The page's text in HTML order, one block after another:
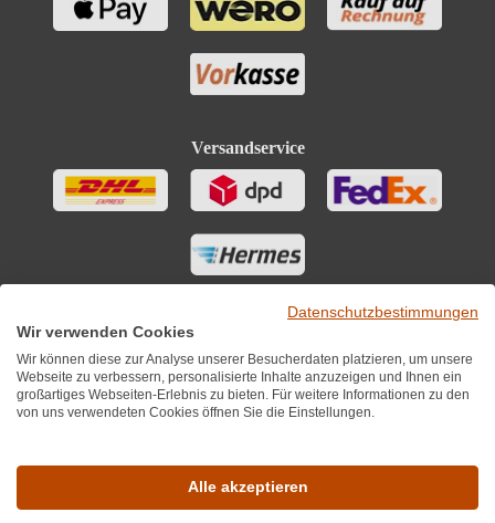
Versandservice
Datenschutzbestimmungen
Wir verwenden Cookies
Wir können diese zur Analyse unserer Besucherdaten platzieren, um unsere
Webseite zu verbessern, personalisierte Inhalte anzuzeigen und Ihnen ein
großartiges Webseiten-Erlebnis zu bieten. Für weitere Informationen zu den
von uns verwendeten Cookies öffnen Sie die Einstellungen.
Alle akzeptieren